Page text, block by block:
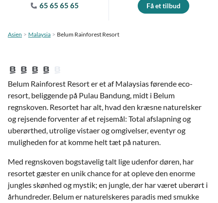
65 65 65 65 Få et tilbud
Asien Malaysia Belum Rainforest Resort
Belum Rainforest Resort er et af Malaysias førende eco-
resort, beliggende på Pulau Bandung, midt i Belum
regnskoven. Resortet har alt, hvad den kræsne naturelsker
og rejsende forventer af et rejsemål: Total afslapning og
uberørthed, utrolige vistaer og omgivelser, eventyr og
muligheden for at komme helt tæt på naturen.
Med regnskoven bogstavelig talt lige udenfor døren, har
resortet gæster en unik chance for at opleve den enorme
jungles skønhed og mystik; en jungle, der har været uberørt i
århundreder. Belum er naturelskeres paradis med smukke